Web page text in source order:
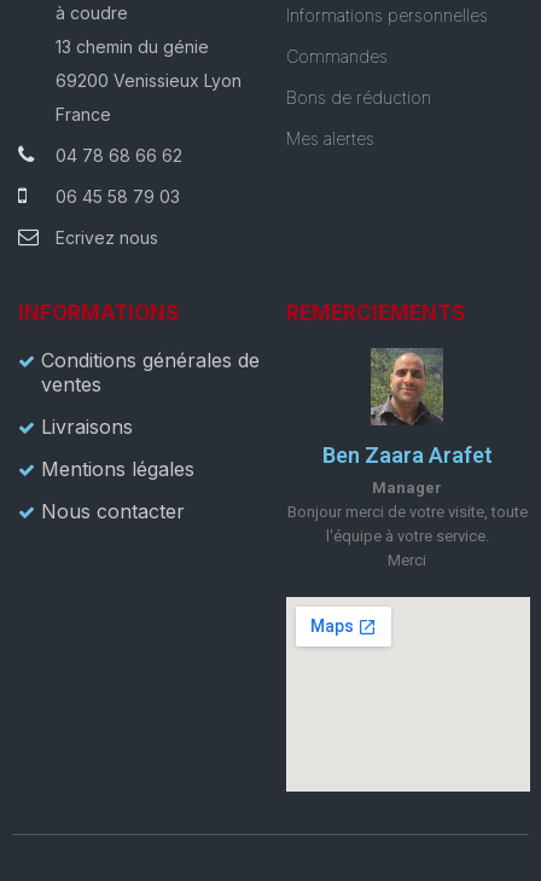
à coudre
13 chemin du génie
69200 Venissieux Lyon
France
04 78 68 66 62
06 45 58 79 03
Ecrivez nous
Informations personnelles
Commandes
Bons de réduction
Mes alertes
INFORMATIONS
Conditions générales de
ventes
Livraisons
Mentions légales
Nous contacter
REMERCIEMENTS
Ben Zaara Arafet
Manager
Bonjour merci de votre visite, toute
l'équipe à votre service.
Merci